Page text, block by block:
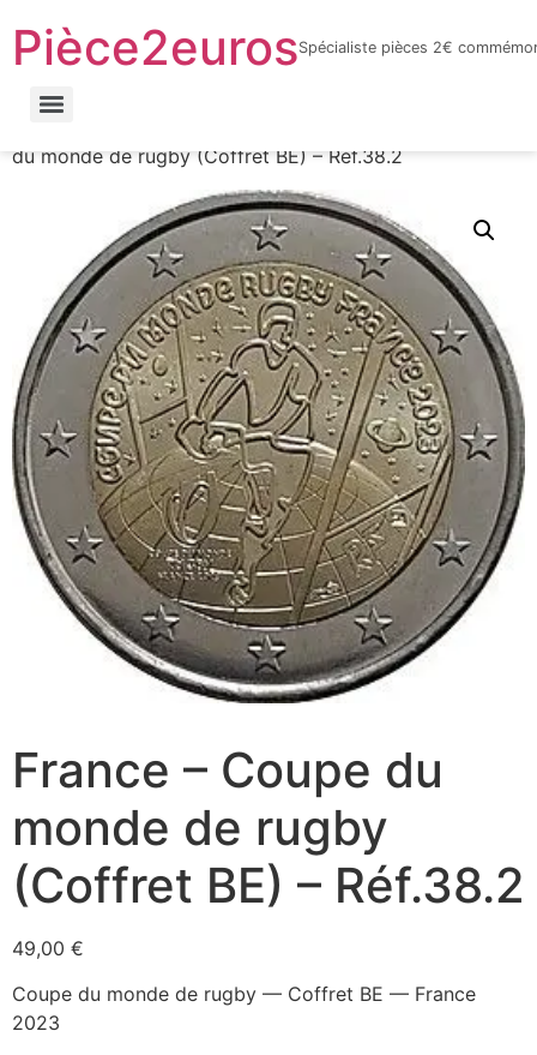
LnyacO_HdHZmhxKtnaFXQuhcbF-jYnbRWJOFBf_6sYY
Pièce2eurosSpécialiste pièces 2€
du monde de rugby (Coffret BE) – Réf.38.2
France – Coupe du
monde de rugby
(Coffret BE) – Réf.38.2
49,00 €
Coupe du monde de rugby — Coffret BE — France
2023